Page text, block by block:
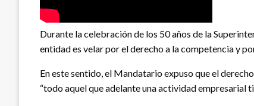
Durante la celebración de los 50 años de la
entidad es velar por el derecho a la competencia y
En este sentido, el Mandatario expuso que el
“todo aquel que adelante una actividad empresarial